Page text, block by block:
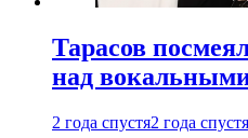
Тарасов
над
2 года спустя2 года спустя